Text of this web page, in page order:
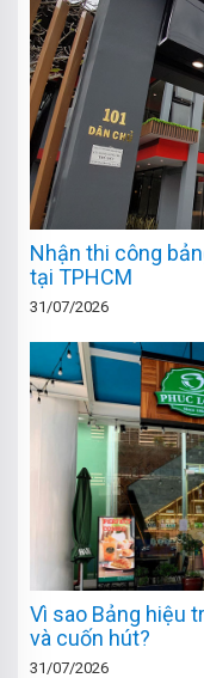
Nhận thi công
tại TPHCM
31/07/2026
Vì sao Bảng hiệu
và cuốn hút?
31/07/2026